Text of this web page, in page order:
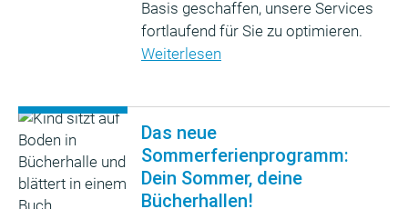
Basis geschaffen, unsere Services
fortlaufend für Sie zu optimieren.
Weiterlesen
Das neue
Sommerferienprogramm:
Dein Sommer, deine
Bücherhallen!